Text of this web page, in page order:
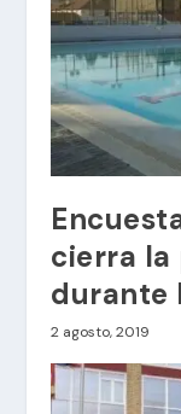
cierra la
durante
2 agosto, 2019